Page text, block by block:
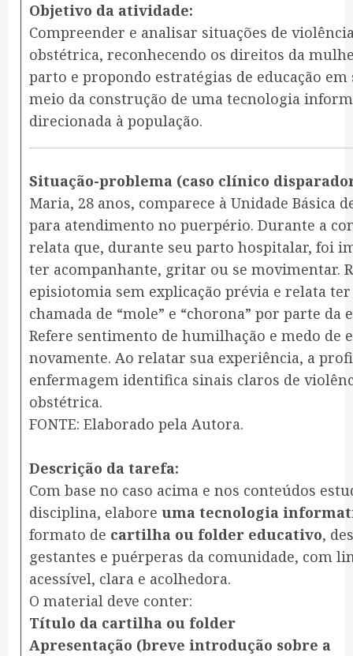
Objetivo da atividade:
Compreender e analisar situações de
obstétrica, reconhecendo os direitos da
parto e propondo estratégias de educação em
meio da construção de uma tecnologia
direcionada à população.
Situação-problema (caso clínico
Maria, 28 anos, comparece à Unidade Básica
para atendimento no puerpério. Durante a
relata que, durante seu parto hospitalar, foi
ter acompanhante, gritar ou se movimentar.
episiotomia sem explicação prévia e relata
chamada de “mole” e “chorona” por parte da
Refere sentimento de humilhação e medo de
novamente. Ao relatar sua experiência, a
enfermagem identifica sinais claros de
obstétrica.
FONTE: Elaborado pela Autora.
Descrição da tarefa:
Com base no caso acima e nos conteúdos
disciplina, elabore uma tecnologia
formato de cartilha ou folder educativo,
gestantes e puérperas da comunidade, com
acessível, clara e acolhedora.
O material deve conter:
Título da cartilha ou folder
Apresentação (breve introdução sobre a